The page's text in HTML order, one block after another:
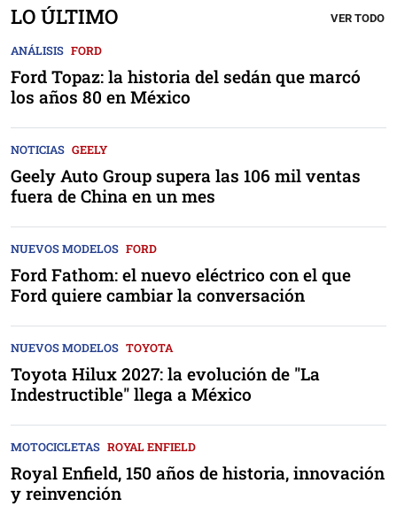
LO ÚLTIMO VER TODO
ANÁLISIS FORD
Ford Topaz: la historia del sedán que marcó
los años 80 en México
NOTICIAS GEELY
Geely Auto Group supera las 106 mil ventas
fuera de China en un mes
NUEVOS MODELOS FORD
Ford Fathom: el nuevo eléctrico con el que
Ford quiere cambiar la conversación
NUEVOS MODELOS TOYOTA
Toyota Hilux 2027: la evolución de "La
Indestructible" llega a México
MOTOCICLETAS ROYAL ENFIELD
Royal Enfield, 150 años de historia, innovación
y reinvención